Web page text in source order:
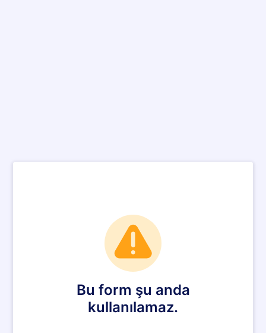
Bu form şu anda
kullanılamaz.